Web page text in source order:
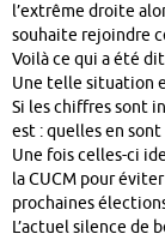
l’extrême droite
souhaite rejoindre
Voilà ce qui a été
Une telle situation
Si les chiffres sont
est : quelles en
Une fois celles-ci
la CUCM pour
prochaines
L’actuel silence de